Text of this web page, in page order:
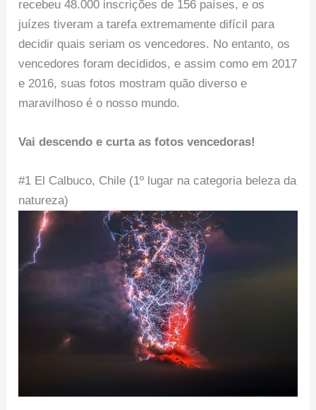
recebeu 48.000 inscrições de 156 países, e os
juízes tiveram a tarefa extremamente difícil para
decidir quais seriam os vencedores. No entanto, os
vencedores foram decididos, e assim como em 2017
e 2016, suas fotos mostram quão diverso e
maravilhoso é o nosso mundo.
Vai descendo e curta as fotos vencedoras!
#1 El Calbuco, Chile (1º lugar na categoria beleza da
natureza)